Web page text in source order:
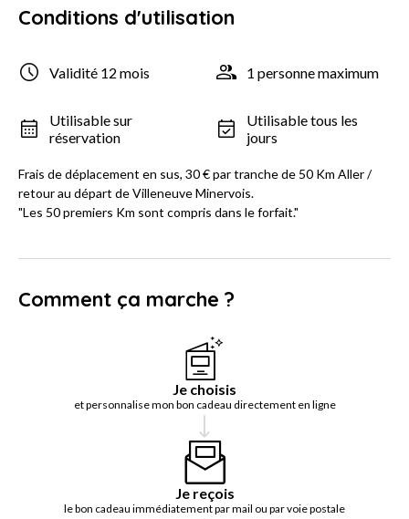
Conditions d'utilisation
Validité 12 mois 1 personne maximum
Utilisable sur
réservation
Utilisable tous les
jours
Frais de déplacement en sus, 30 € par tranche de 50 Km Aller /
retour au départ de Villeneuve Minervois.
"Les 50 premiers Km sont compris dans le forfait."
Comment ça marche ?
Je choisis
et personnalise mon bon cadeau directement en ligne
Je reçois
le bon cadeau immédiatement par mail ou par voie postale